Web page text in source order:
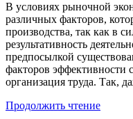
В условиях рыночной
различных факторов,
производства, так как в
результативность
предпосылкой
факторов эффективности
организация труда. Так,
Продолжить чтение